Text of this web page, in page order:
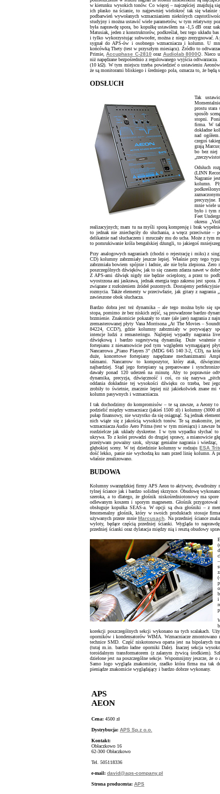
w kierunku wysokich tonów. Co więcej – najczęściej znajdują
ich płasko na ścianie, to najpewniej wielokroć tak się
podbarwień wywołanych wzmacnianiem niektórych
studyjny i można ustawić wiele parametrów, w tym relatywny
była naprawdę spora, bo kopułkę ustawiłem na -1,5 dB oraz
Matusiak, jeden z konstruktorów, podkreślał, bez tego układu
i tylko wykorzystując subwoofer, można z niego zrezygnować.
sygnał do APS-ów i osobnego wzmacniacza i kolumn. U
końcówką Thety (test w przyszłym miesiącu). Źródło to
Primie,Accuphase C-2810 oraz Audiolab 8000Q. Nieco
niż napędzane bezpośrednio z regulowanego wyjścia
(10 kΩ). W tym miejscu trzeba powiedzieć o ustawieniu
że są monitorami bliskiego i średniego pola, oznacza to, że będą
ODSŁUCH
Tak
prostu stara
sposób
stopni.
firma. W
dokładne
nad
czegoś
grają
bo bez niej
Odsłuch
(LINN
Nagranie
kolumn.
precyzyjne.
mnie wiele
było i tym
Feet
okresu
realizacyjnych; mam tu na myśli sporą kompresję i brak
to jednak nie zniechęciły do słuchania, a wręcz przeciwnie
delikatnie nad słuchaczem i mruczały mu do ucha. Może z tym
to pomrukiwanie króla bengalskiej dżungli, to jakiegoś
Przy analogowych nagraniach (chodzi o rejestrację i miks) z
CD) kolumny zabrzmiały jeszcze lepiej. Właśnie przy tego
zabrzmiała bowiem spójnie i ładnie, ale nie była zlepiona.
poszczególnych dźwięków, jak to się czasem zdarza nawet w
Z APS-ami dźwięk nigdy nie będzie ocieplony, a przez to
wyostrzona ani jaskrawa, jednak energia tego zakresu jest
związane z rozłożeniem źródeł pozornych. Dostajemy
rozmycia. Także elementy w przeciwfazie, jak gitary z nagrania
zawieszone obok słuchacza.
Bardzo dobra jest też dynamika – ale tego można było się
stopa, pomimo że bez niskich zejść, są prowadzone bardzo
brzmienie. Znakomicie pokazały to stare (ale jare) nagrania z
zremasterowanej płyty Vana Morrisona „At The Movies –
84224, CCD?), gdzie kolumny zabrzmiały w porywający
intencje ludzi z remasteringu. Najlepiej wypadły nagrania
dźwiękową i bardzo sugestywną dynamikę. Duże wrażenie
fortepianu z niesamowicie pod tym względem wymagającej
Nancarrowa „Piano Players 3” (MDG 645 140 3-2, CD), na
duże, koncertowe fortepiany napędzane mechanizmami
taśmami. Nancarrow to kompozytor, który atak,
najbardziej. Stąd jego fortepiany są preparowane i
dawały ponad 120 uderzeń na minutę. Aby to poprawnie
dynamika, precyzja, dźwięczność i coś, co się nazywa
oddania dokładnie tej wysokości dźwięku co trzeba, bez
zrobiły to świetnie, znacznie lepiej niż jakiekolwiek znane mi
kolumn pasywnych i wzmacniacza.
I tak dochodzimy do kompromisów – te są zawsze, a Aeony
podzielić między wzmacniacz (jakieś 1500 zł) i kolumny (3000
pułap finansowy, nie wszystko da się osiągnąć. Są jednak
nich wiąże się z jakością wysokich tonów. Te są znakomite,
wzmacniacza Audio Aero Prima (test w tym miesiącu) i zawsze
rozdzielcze jak układy dyskretne. I w tym wypadku słychać
ukrywa. To z kolei prowadzi do drugiej sprawy, a mianowicie
przeżywam poważny szok, słysząc genialne nagrania i
głębokiej sceny. W tej dziedzinie kolumny w rodzajuESA
dość lekko, panie nie wychodzą ku nam przed linię kolumn. A
właśnie zrealizowano.
BUDOWA
Kolumny swarzędzkiej firmy APS Aeon to aktywny, dwudrożny
tylnej ściance jak i bardzo solidnej skrzynce. Obudowę
szeroka, a to dlatego, że głośnik niskośredniotonowy ma
odlewanym koszem i sporym magnesem. Głośnik
obsługuje kopułka SEAS-a. W opcji są dwa głośniki – z
fenomenalny głośnik, który w swoich produktach stosuje
używanych przeze mnieMarcusach . Na przedniej ściance
wyloty, będące częścią przedniej ścianki. Wygląda to
przedniej ścianki oraz dylatacja między nią i resztą obudowy
i
korekcji poszczególnych sekcji wykonano na tych scalakach.
oporników i kondensatorów WIMA. Wzmacniacze zmontowano
technice SMD. Część niskotonowa oparta jest na bipolarych
(tutaj m.in. bardzo ładne oporniki Dale). Inaczej sekcja
toroidalnym transformatorem (z zalanym żywicą środkiem).
dzielone jest na poszczególne sekcje. Wspomnijmy jeszcze, że
Samo logo wygląda znakomicie, rzadko która firma ma tak
pieniądze znakomicie wyglądający i bardzo dobrze wykonany.
APS
AEON
Cena: 4500 zł
Dystrybucja: APS Sp.z o.o.
Kontakt:
Obłaczkowo 16
62-300 Obłaczkowo
Tel. 505118336
e-mail: david@aps-company.pl
Strona producenta: APS